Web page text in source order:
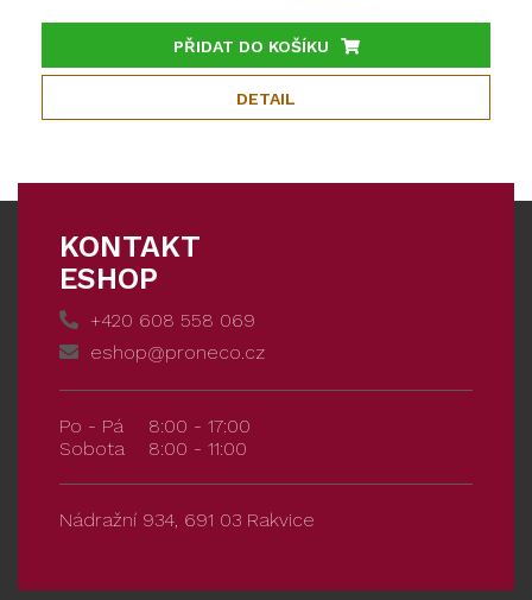
PŘIDAT DO KOŠÍKU
DETAIL
KONTAKT
ESHOP
+420 608 558 069
eshop@proneco.cz
Po - Pá
8:00 - 17:00
Sobota
8:00 - 11:00
Nádražní 934, 691 03 Rakvice